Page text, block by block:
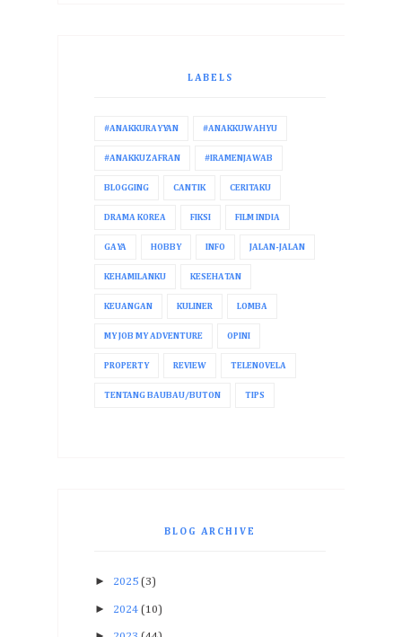
LABELS
#ANAKKURAYYAN #ANAKKUWAHYU
#ANAKKUZAFRAN #IRAMENJAWAB
BLOGGING CANTIK CERITAKU
DRAMA KOREA FIKSI FILM INDIA
GAYA HOBBY INFO JALAN-JALAN
KEHAMILANKU KESEHATAN
KEUANGAN KULINER LOMBA
MY JOB MY ADVENTURE OPINI
PROPERTY REVIEW TELENOVELA
TENTANG BAUBAU/BUTON TIPS
BLOG ARCHIVE
► 2025 (3)
► 2024 (10)